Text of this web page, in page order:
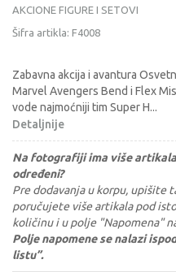
AKCIONE FIGURE I SETOVI
Šifra artikla: F4008
Zabavna akcija i avantura
Marvel Avengers Bend i Flex
vode najmoćniji tim Super H...
Detaljnije
Na fotografiji ima više
određeni?
Pre dodavanja u korpu, upišite
poručujete više artikala pod
količinu i u polje "Napomena"
Polje napomene se nalazi
listu”.